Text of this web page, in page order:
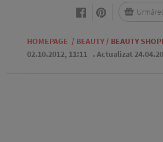
HOMEPAGE / BEAUTY / BEAUTY
02.10.2012, 11:11 . Actualizat